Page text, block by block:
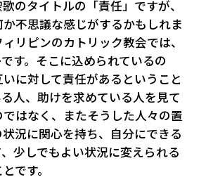
のタイトルの「責任」ですが、
不思議な感じがするかもしれま
リピンのカトリック教会では、
す。そこに込められているの
に対して責任があるということ
人、助けを求めている人を見て
はなく、またそうした人々の置
況に関心を持ち、自分にできる
少しでもよい状況に変えられる
です。